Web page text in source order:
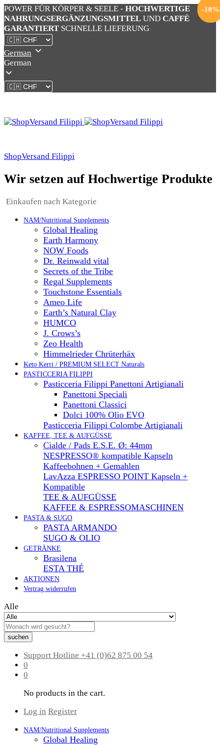
POWER FÜR KÖRPER & SEELE - HOCHWERTIGE
NAHRUNGSERGÄNZUNGSMITTEL UND CAFFÈ
GARANTIERT SCHNELLE LIEFERUNG
German
German
ShopVersand Filippi
Wir setzen auf Hochwertige Produkte
Einkaufen nach Kategorie
NAM/Nutritional Supplements
Global Healing
Earth Harmony
NOW Foods
Dr. Reinwald vital
Secrets of the Tribe
Regal Supplements
Touchstone Essentials
Ameo Life
Earth’s Natural Clay
HUMCO
J. Crows’s
Zeo Health
Himmelrieder Chrüterhäx
Keto Kerri / PREMIUM SELECT Naturals
PASTICCERIA FILIPPI
Pasticceria Filippi Panettoni Artigianali
Panettoni Speciali
Panettoni Classici
Dolci 100% Olio EVO
Pasticceria Filippi Colombe Artigianali
KAFFEE, TEE & AUFGÜSSE
Cialde / Pads E.S.E. Ø: 44mm
NESPRESSO® kompatible Kapseln
Kaffeebohnen + Gemahlen
LavAzza ESPRESSO POINT Kapseln +
Kompatible
TEE & AUFGÜSSE
KAFFEE & ESPRESSOMASCHINEN
PASTA & SUGO
PASTA ARMANDO
SUGO & OLIO
GETRÄNKE
Brasilena
ESTA THÉ
AKTIONEN
Vertrag widerrufen
Alle
suchen
Support Hotline +41 (0)62 875 00 54
0
0
No products in the cart.
Log in Register
NAM/Nutritional Supplements
Global Healing
-10%
-10%
-10%
-10%
-10%